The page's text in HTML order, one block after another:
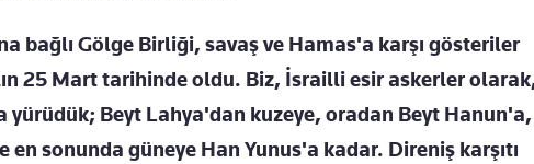
bağlı Gölge Birliği, savaş ve Hamas'a karşı gösteriler
25 Mart tarihinde oldu. Biz, İsrailli esir askerler
yürüdük; Beyt Lahya'dan kuzeye, oradan Beyt Hanun'a,
en sonunda güneye Han Yunus'a kadar. Direniş karşıtı